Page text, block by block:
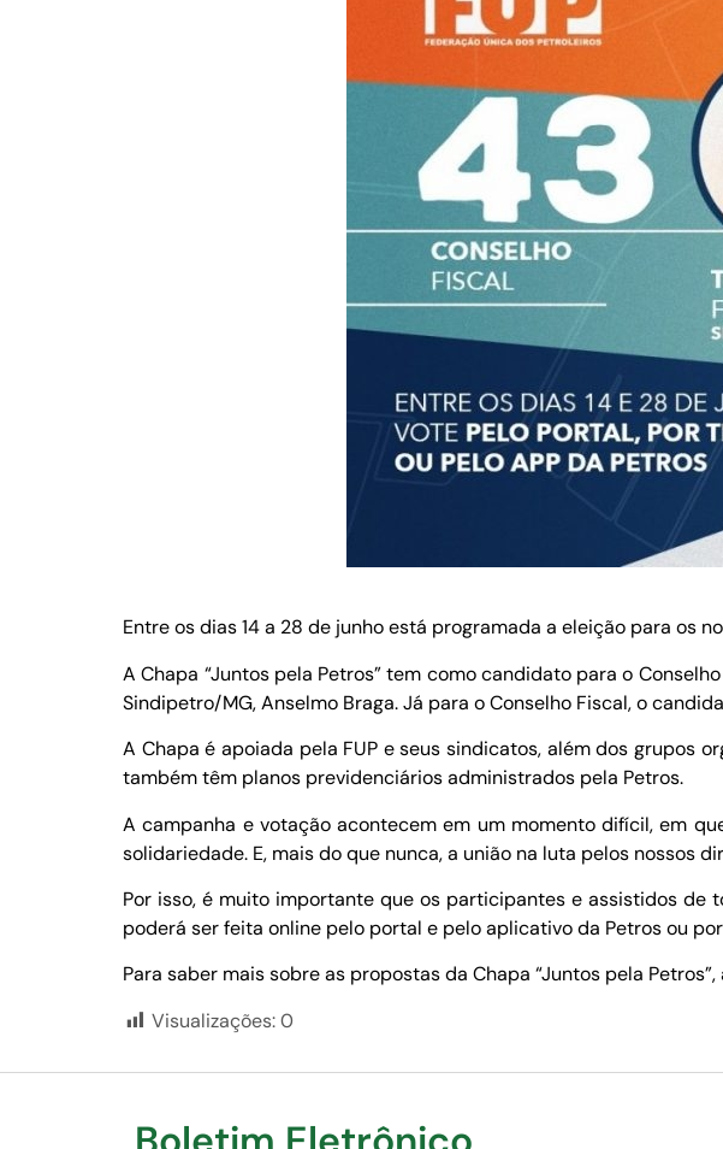
Entre os dias 14 a 28 de junho está programada a eleição para os
A Chapa “Juntos pela Petros” tem como candidato para o
Sindipetro/MG, Anselmo Braga. Já para o Conselho Fiscal, o
A Chapa é apoiada pela FUP e seus sindicatos, além dos grupos
também têm planos previdenciários administrados pela Petros.
A campanha e votação acontecem em um momento difícil, em
solidariedade. E, mais do que nunca, a união na luta pelos nossos
Por isso, é muito importante que os participantes e assistidos
poderá ser feita online pelo portal e pelo aplicativo da Petros ou
Para saber mais sobre as propostas da Chapa “Juntos pela
Visualizações:0